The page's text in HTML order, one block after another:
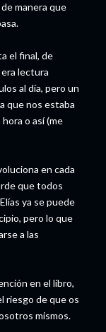
manera que
el final, de
lectura
al día, pero un
que nos estaba
o así (me
en cada
que todos
ya se puede
pero lo que
a las
en el libro,
riesgo de que os
mismos.